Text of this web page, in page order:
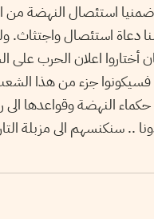
استئصال النهضة من
استئصال واجتثاث.
أختاروا اعلان الحرب
فسيكونوا جزء من هذا
حكماء النهضة وقواعدها
.. سنكنسهم الى مزبلة